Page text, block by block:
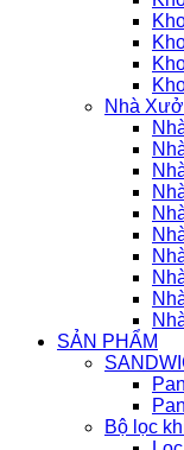
Nhà
SẢN PHẨM
Bộ lọc